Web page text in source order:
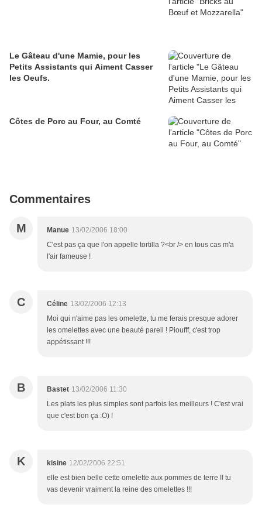
Le Gâteau d'une Mamie, pour les
Petits Assistants qui Aiment Casser
les Oeufs.
Côtes de Porc au Four, au Comté
Commentaires
M Manue 13/02/2006 18:00
C'est pas ça que l'on appelle tortilla ?<br /> en tous cas m'a
l'air fameuse !
C Céline 13/02/2006 12:13
Moi qui n'aime pas les omelette, tu me ferais presque adorer
les omelettes avec une beauté pareil ! Pioufff, c'est trop
appétissant !!!
B Bastet 13/02/2006 11:30
Les plats les plus simples sont parfois les meilleurs ! C'est vrai
que c'est bon ça :O) !
K kisine 12/02/2006 22:51
elle est bien belle cette omelette aux pommes de terre !! tu
vas devenir vraiment la reine des omelettes !!!